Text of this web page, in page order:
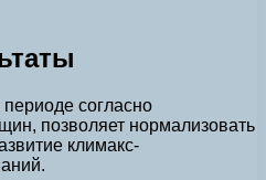
согласно
позволяет нормализовать
климакс-